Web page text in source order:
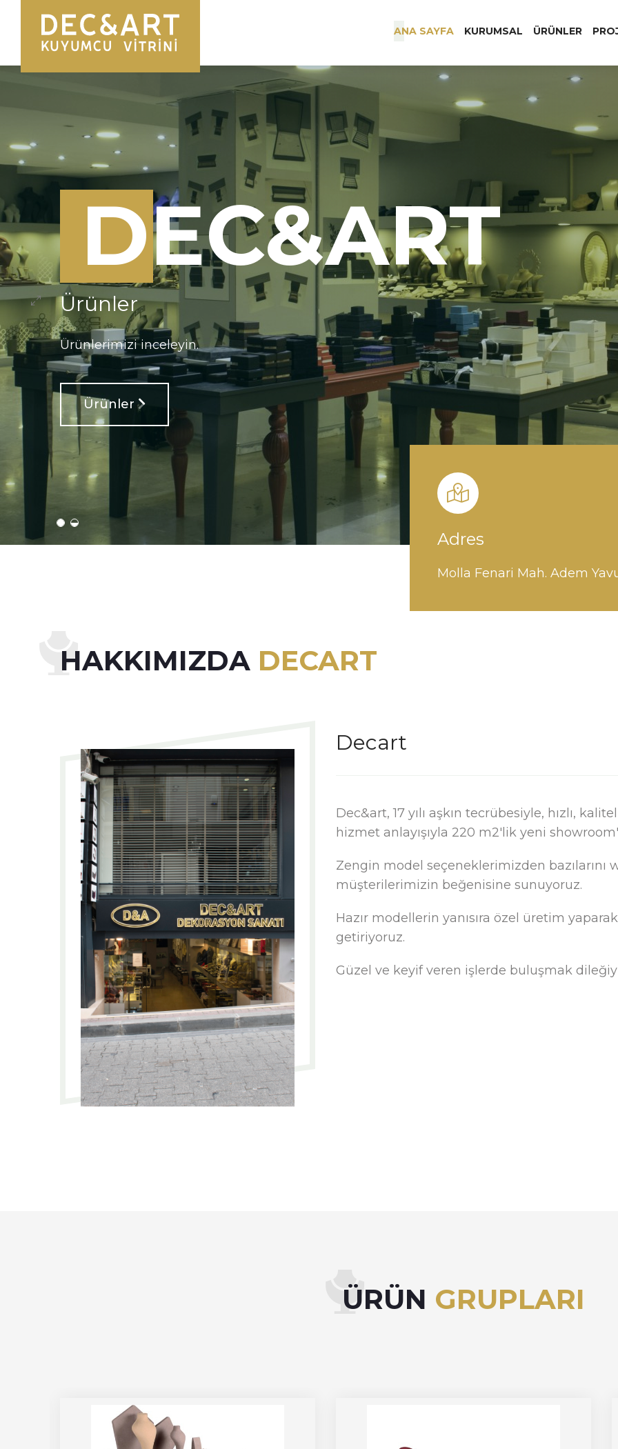
ANA SAYFA KURUMSAL ÜRÜNLER
DEC&ART
Ürünler
Ürünlerimizi inceleyin.
Ürünler
HAKKIMIZDA DECART
Decart
Dec&art, 17 yılı aşkın tecrübesiyle, hızlı,
hizmet anlayışıyla 220 m2'lik yeni
Zengin model seçeneklerimizden
müşterilerimizin beğenisine sunuyoruz.
Hazır modellerin yanısıra özel üretim
getiriyoruz.
Güzel ve keyif veren işlerde buluşmak
Adres
Molla Fenari Mah. Adem
ÜRÜN GRUPLARI